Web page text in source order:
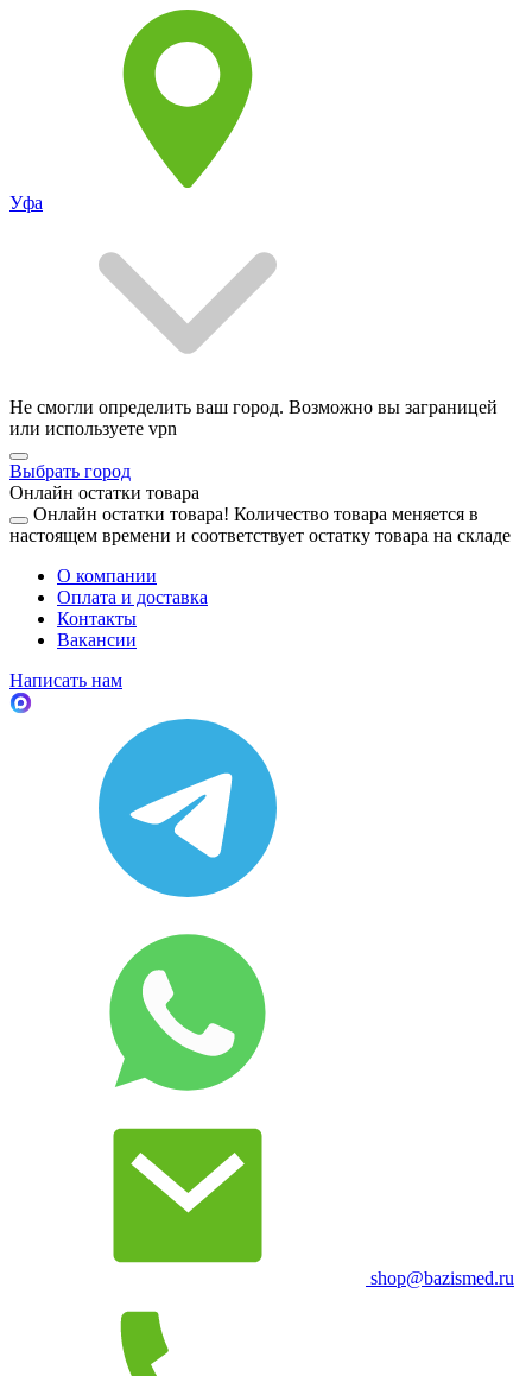
Уфа
Не смогли определить ваш город. Возможно вы заграницей
или используете vpn
Выбрать город
Онлайн остатки товара
Онлайн остатки товара! Количество товара меняется в
настоящем времени и соответствует остатку товара на складе
О компании
Оплата и доставка
Контакты
Вакансии
Написать нам
shop@bazismed.ru